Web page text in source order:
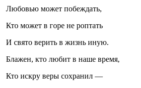
Любовью может побеждать,
Кто может в горе не роптать
И свято верить в жизнь иную.
Блажен, кто любит в наше время,
Кто искру веры сохранил —